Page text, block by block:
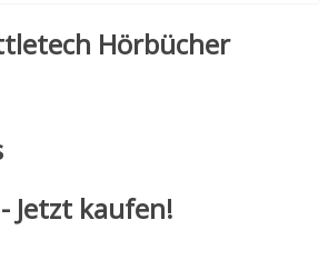
Hörbücher
Jetzt kaufen!